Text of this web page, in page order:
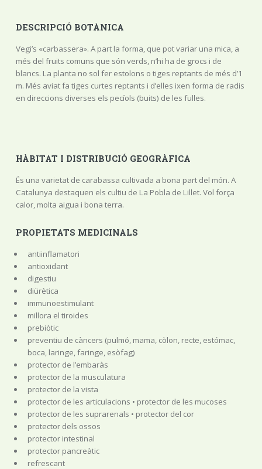
DESCRIPCIÓ BOTÀNICA
Vegi’s «carbassera». A part la forma, que pot variar una mica, a
més del fruits comuns que són verds, n’hi ha de grocs i de
blancs. La planta no sol fer estolons o tiges reptants de més d’1
m. Més aviat fa tiges curtes reptants i d’elles ixen forma de radis
en direccions diverses els pecíols (buits) de les fulles.
HÀBITAT I DISTRIBUCIÓ GEOGRÀFICA
És una varietat de carabassa cultivada a bona part del món. A
Catalunya destaquen els cultiu de La Pobla de Lillet. Vol força
calor, molta aigua i bona terra.
PROPIETATS MEDICINALS
antiinflamatori
antioxidant
digestiu
diürètica
immunoestimulant
millora el tiroides
prebiòtic
preventiu de càncers (pulmó, mama, còlon, recte, estómac,
boca, laringe, faringe, esòfag)
protector de l’embaràs
protector de la musculatura
protector de la vista
protector de les articulacions • protector de les mucoses
protector de les suprarenals • protector del cor
protector dels ossos
protector intestinal
protector pancreàtic
refrescant